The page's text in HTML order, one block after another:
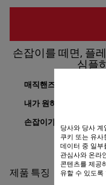
손잡이를 떼면, 플
심플
매직핸즈 하나면 끝
내가 원하는 냄비 구성
손잡이가 분리되어
공유
제품 특징
당사와 당사 계
쿠키 또는 유
데이터 중 일부
관심사와 온라
콘텐츠를 제공
유할 수 있도록